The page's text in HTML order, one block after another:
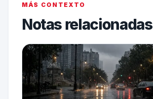
MÁS CONTEXTO
Notas relacionadas